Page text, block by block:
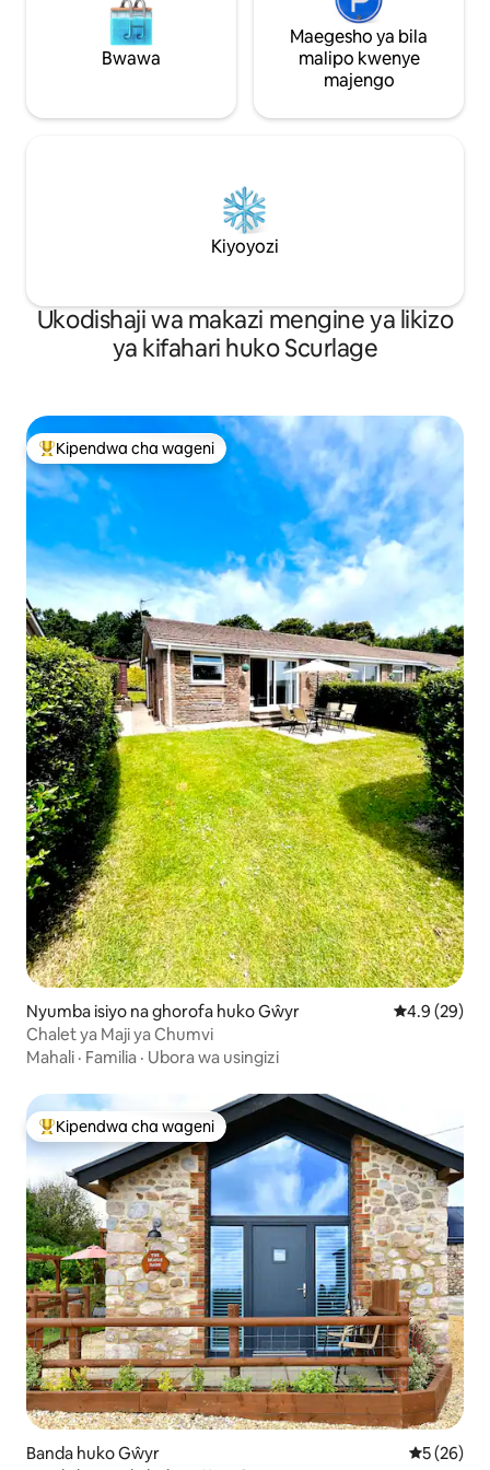
Bwawa
Maegesho ya bila
malipo kwenye
majengo
Kiyoyozi
Ukodishaji wa makazi mengine ya likizo
ya kifahari huko Scurlage
Kipendwa maarufu cha wageni
Kipendwa cha wageni
Nyumba isiyo na ghorofa huko Gŵyr Ukadiriaji
4.9 (29)
Chalet ya Maji ya Chumvi
Mahali · Familia · Ubora wa usingizi
Kipendwa maarufu cha wageni
Kipendwa cha wageni
Banda huko Gŵyr Ukadiriaji
5 (26)